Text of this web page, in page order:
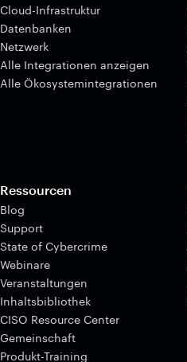
Cloud-Infrastruktur
Datenbanken
Netzwerk
Alle Integrationen anzeigen
Alle Ökosystemintegrationen
Ressourcen
Blog
Support
State of Cybercrime
Webinare
Veranstaltungen
Inhaltsbibliothek
CISO Resource Center
Gemeinschaft
Produkt-Training